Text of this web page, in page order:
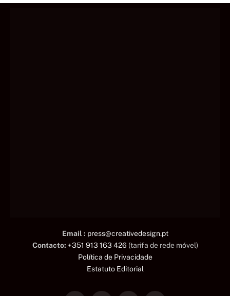
Email : press@creativedesign.pt
Contacto: +351 913 163 426 (tarifa de rede móvel)
Política de Privacidade
Estatuto Editorial